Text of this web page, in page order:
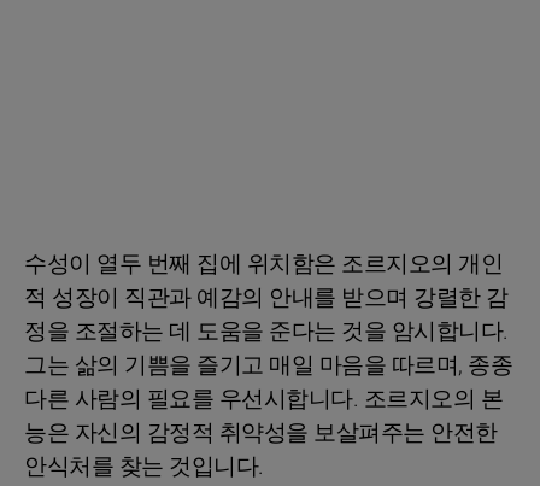
수성이 열두 번째 집에 위치함은 조르지오의 개인
적 성장이 직관과 예감의 안내를 받으며 강렬한 감
정을 조절하는 데 도움을 준다는 것을 암시합니다.
그는 삶의 기쁨을 즐기고 매일 마음을 따르며, 종종
다른 사람의 필요를 우선시합니다. 조르지오의 본
능은 자신의 감정적 취약성을 보살펴주는 안전한
안식처를 찾는 것입니다.